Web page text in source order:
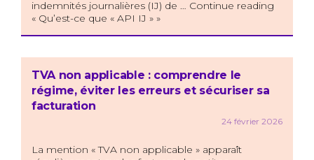
indemnités journalières (IJ) de … Continue reading
« Qu’est-ce que « API IJ » »
TVA non applicable : comprendre le
régime, éviter les erreurs et sécuriser sa
facturation
24 février 2026
La mention « TVA non applicable » apparaît